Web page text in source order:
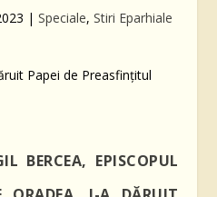
| Speciale, Stiri Eparhiale
BERCEA, EPISCOPUL